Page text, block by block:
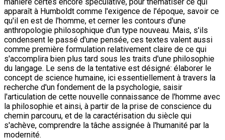
apparaît à Humboldt comme l'exigence de l'époque, savoir ce
qu'il en est de l'homme, et cerner les contours d'une
anthropologie philosophique d'un type nouveau. Mais, s'ils
condensent le passé d'une pensée, ces textes valent aussi
comme première formulation relativement claire de ce qui
s'accomplira bien plus tard sous les traits d'une philosophie
du langage. Le sens de la tentative est désigné: élaborer le
concept de science humaine, ici essentiellement à travers la
recherche d'un fondement de la psychologie, saisir
l'articulation de cette nouvelle connaissance de l'homme avec
la philosophie et ainsi, à partir de la prise de conscience du
chemin parcouru, et de la caractérisation du siècle qui
s'achève, comprendre la tâche assignée à l'humanité par la
modernité.